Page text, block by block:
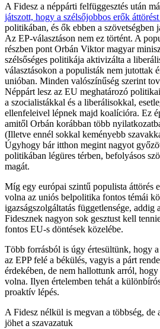
A Fidesz a néppárti felfüggesztés után
játszott, hogy a szélsőjobbos erők
politikában, és ők ebben a szövetségben
Az EP-választáson nem ez történt. A
részben pont Orbán Viktor magyar
szélsőséges politikája aktivizálta a
választásokon a populisták nem jutottak
unióban. Minden valószínűség szerint
Néppárt lesz az EU meghatározó
a szocialistákkal és a liberálisokkal,
ellenfeleivel lépnek majd koalícióra. Ez
amitől Orbán korábban több
(Illetve ennél sokkal keményebb
Úgyhogy bár itthon megint nagyot
politikában légüres térben, befolyásos
magát.
Míg egy európai szintű populista áttörés
volna az uniós belpolitika fontos témái
igazságszolgáltatás függetlensége, addig
Fidesznek nagyon sok gesztust kell
fontos EU-s döntések közelébe.
Több forrásból is úgy értesültünk, hogy
az EPP felé a békülés, vagyis a párt
érdekében, de nem hallottunk arról,
volna. Ilyen értelemben tehát a
proaktív lépés.
A Fidesz nélkül is megvan a többség,
jöhet a szavazatuk